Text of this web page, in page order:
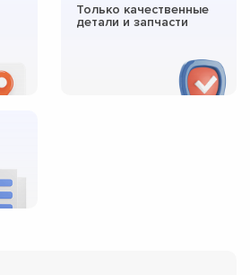
Только качественные
детали и запчасти